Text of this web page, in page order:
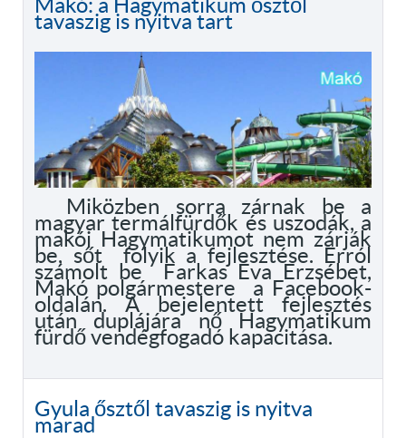
Makó: a Hagymatikum ősztől
tavaszig is nyitva tart
Miközben sorra zárnak be a
magyar termálfürdők és uszodák, a
makói Hagymatikumot nem zárják
be, sőt folyik a fejlesztése. Erról
számolt be Farkas Éva Erzsébet,
Makó polgármestere a Facebook-
oldalán. A bejelentett fejlesztés
után duplájára nő Hagymatikum
fürdő vendégfogadó kapacitása.
Gyula ősztől tavaszig is nyitva
marad